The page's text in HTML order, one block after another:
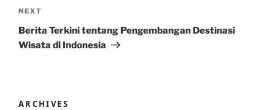
Next
Post
NEXT
Berita Terkini tentang Pengembangan Destinasi
Wisata di Indonesia
ARCHIVES